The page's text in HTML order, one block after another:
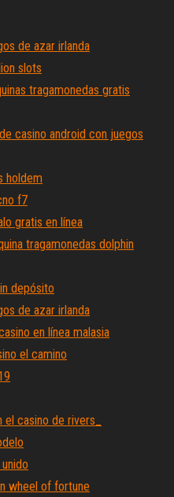
de azar irlanda
slots
tragamonedas gratis
casino android con juegos
holdem
f7
gratis en línea
tragamonedas dolphin
depósito
de azar irlanda
en línea malasia
el camino
casino de rivers_
wheel of fortune